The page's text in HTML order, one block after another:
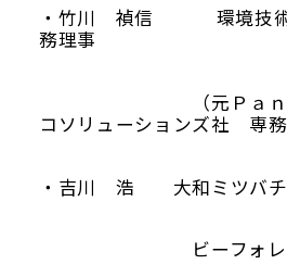
・竹川 禎信 環境技術
務理事
（元Ｐａｎａｓ
コソリューションズ社 専務
・吉川 浩 大和ミツバ
ビーフォレスト